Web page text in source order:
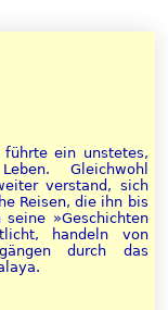
führte ein unstetes,
Gleichwohl
verstand, sich
Reisen, die ihn bis
»Geschichten
handeln von
durch das